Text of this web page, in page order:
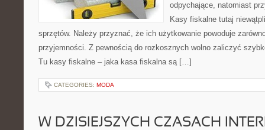
odpychające, natomiast
Kasy fiskalne tutaj
sprzętów. Należy przyznać, że ich użytkowanie powoduje
przyjemności. Z pewnością do rozkosznych wolno zaliczyć
Tu kasy fiskalne – jaka kasa fiskalna są […]
CATEGORIES: MODA
W DZISIEJSZYCH CZASACH